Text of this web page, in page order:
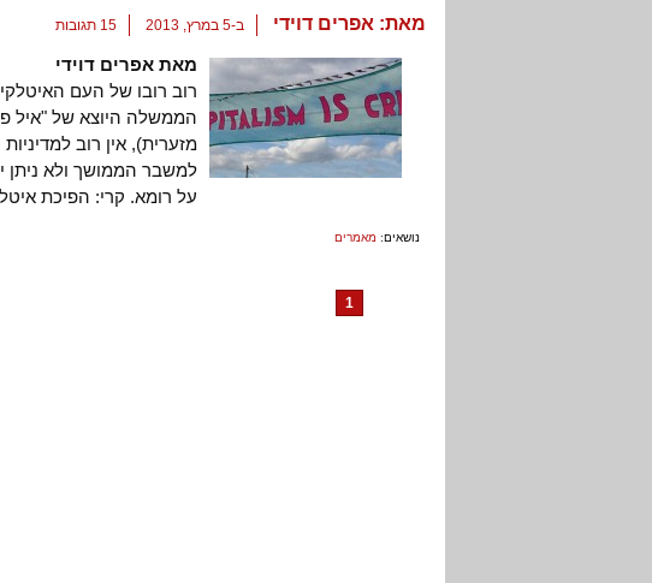
מאת: אפרים דוידי ב-5 במרץ, 2013 15 תגובות
מאת אפרים דוידי
רוב רובו של העם
הממשלה היוצא של "איל
מזערית), אין רוב
למשבר הממושך ולא ניתן
על רומא. קרי: הפיכת
נושאים: מאמרים
1